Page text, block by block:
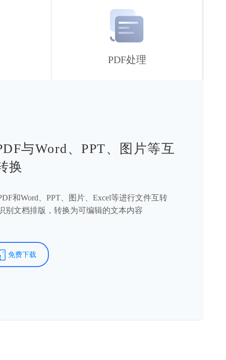
PDF处理
压缩、合并、解密、加密等
理功能
理PDF压缩、解密、加密、分割、添加水印、图片/
取功能，高效快速
免费下载